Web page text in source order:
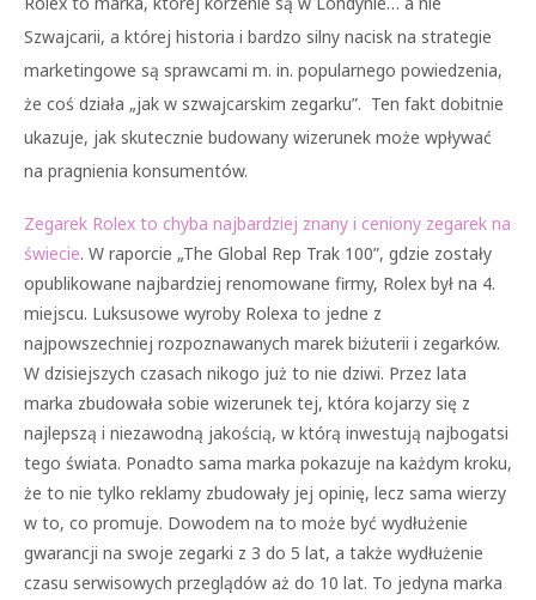
Szwajcarii, a której historia i bardzo silny nacisk na strategie
marketingowe są sprawcami m. in. popularnego powiedzenia,
że coś działa „jak w szwajcarskim zegarku”. Ten fakt dobitnie
ukazuje, jak skutecznie budowany wizerunek może wpływać
na pragnienia konsumentów.
Zegarek Rolex to chyba najbardziej znany i ceniony zegarek na
świecie. W raporcie „The Global Rep Trak 100”, gdzie zostały
opublikowane najbardziej renomowane firmy, Rolex był na 4.
miejscu. Luksusowe wyroby Rolexa to jedne z
najpowszechniej rozpoznawanych marek biżuterii i zegarków.
W dzisiejszych czasach nikogo już to nie dziwi. Przez lata
marka zbudowała sobie wizerunek tej, która kojarzy się z
najlepszą i niezawodną jakością, w którą inwestują najbogatsi
tego świata. Ponadto sama marka pokazuje na każdym kroku,
że to nie tylko reklamy zbudowały jej opinię, lecz sama wierzy
w to, co promuje. Dowodem na to może być wydłużenie
gwarancji na swoje zegarki z 3 do 5 lat, a także wydłużenie
czasu serwisowych przeglądów aż do 10 lat. To jedyna marka